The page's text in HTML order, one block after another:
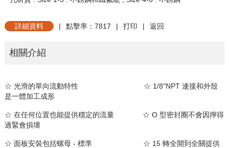
詳細資料 | 點擊率：7817 | 打印 | 返回
相關介紹
☆ 光滑的單向流動特性 ☆ 1/8"NPT 連接和外殼
是一體加工成形
☆ 在任何位置也能提供穩定的流量 ☆ O 型密封圈不會因擰得
過緊會損壞
☆ 面板安裝包括螺母 - 標準
☆ 15 轉全開到全關提供